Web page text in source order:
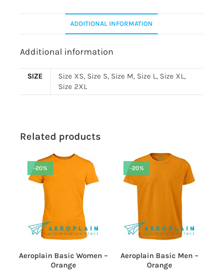
ADDITIONAL INFORMATION
Additional information
SIZE
Size XS, Size S, Size M, Size L, Size XL,
Size 2XL
Related products
-20%
Aeroplain Basic Women –
Orange
-20%
Aeroplain Basic Men –
Orange